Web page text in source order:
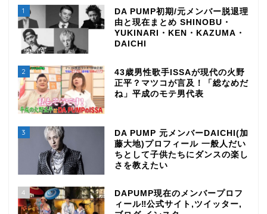
1
DA PUMP初期/元メンバー脱退理
由と現在まとめ SHINOBU・
YUKINARI・KEN・KAZUMA・
DAICHI
2
43歳男性歌手ISSAが現代の火野
正平？マツコが言及！「総なめだ
ね」平成のモテ男代表
3
DA PUMP 元メンバーDAICHI(加
藤大地)プロフィール 一般人だい
ちとして子供たちにダンスの楽し
さを教えたい
4
DAPUMP現在のメンバープロフ
ィール‼公式サイト,ツイッター,